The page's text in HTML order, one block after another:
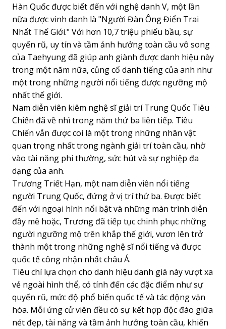
Hàn Quốc được biết đến với nghệ danh V, một lần
nữa được vinh danh là "Người Đàn Ông Điển Trai
Nhất Thế Giới." Với hơn 10,7 triệu phiếu bầu, sự
quyến rũ, uy tín và tầm ảnh hưởng toàn cầu vô song
của Taehyung đã giúp anh giành được danh hiệu này
trong một năm nữa, củng cố danh tiếng của anh như
một trong những người nổi tiếng được ngưỡng mộ
nhất thế giới.
Nam diễn viên kiêm nghệ sĩ giải trí Trung Quốc Tiêu
Chiến đã về nhì trong năm thứ ba liên tiếp. Tiêu
Chiến vẫn được coi là một trong những nhân vật
quan trọng nhất trong ngành giải trí toàn cầu, nhờ
vào tài năng phi thường, sức hút và sự nghiệp đa
dạng của anh.
Trương Triết Hạn, một nam diễn viên nổi tiếng
người Trung Quốc, đứng ở vị trí thứ ba. Được biết
đến với ngoại hình nổi bật và những màn trình diễn
đầy mê hoặc, Trương đã tiếp tục chinh phục những
người ngưỡng mộ trên khắp thế giới, vươn lên trở
thành một trong những nghệ sĩ nổi tiếng và được
quốc tế công nhận nhất châu Á.
Tiêu chí lựa chọn cho danh hiệu danh giá này vượt xa
vẻ ngoài hình thể, có tính đến các đặc điểm như sự
quyến rũ, mức độ phổ biến quốc tế và tác động văn
hóa. Mỗi ứng cử viên đều có sự kết hợp độc đáo giữa
nét đẹp, tài năng và tầm ảnh hưởng toàn cầu, khiến